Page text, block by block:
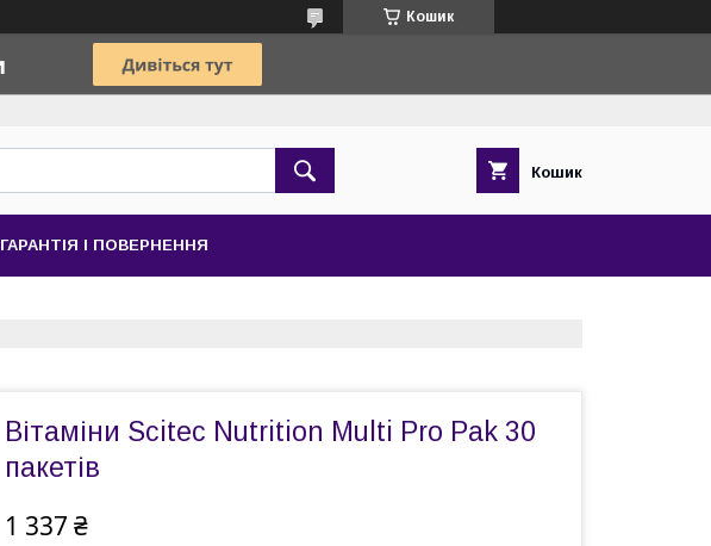
Кошик
Кошик
ГАРАНТІЯ І ПОВЕРНЕННЯ
Вітаміни Scitec Nutrition Multi Pro Pak 30
пакетів
1 337 ₴